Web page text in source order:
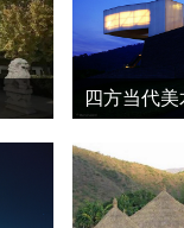
四方当代